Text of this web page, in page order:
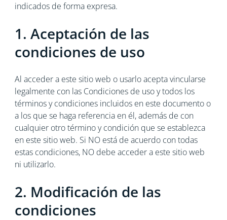
indicados de forma expresa.
1. Aceptación de las
condiciones de uso
Al acceder a este sitio web o usarlo acepta vincularse
legalmente con las Condiciones de uso y todos los
términos y condiciones incluidos en este documento o
a los que se haga referencia en él, además de con
cualquier otro término y condición que se establezca
en este sitio web. Si NO está de acuerdo con todas
estas condiciones, NO debe acceder a este sitio web
ni utilizarlo.
2. Modificación de las
condiciones